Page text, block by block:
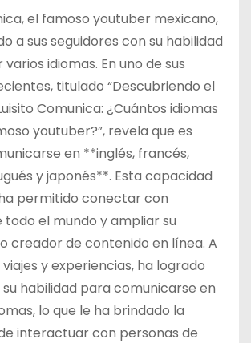
el famoso youtuber mexicano,
a sus seguidores con su habilidad
idiomas. En uno de sus
titulado “Descubriendo el
Comunica: ¿Cuántos idiomas
youtuber?”, revela que es
en **inglés, francés,
y japonés**. Esta capacidad
permitido conectar con
todo el mundo y ampliar su
creador de contenido en línea. A
y experiencias, ha logrado
habilidad para comunicarse en
lo que le ha brindado la
interactuar con personas de